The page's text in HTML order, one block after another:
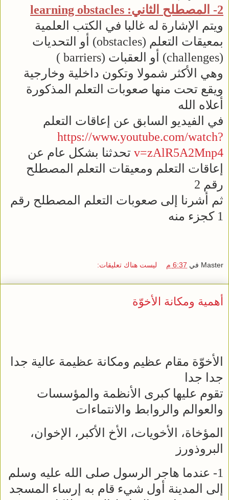
2- المصطلح الثاني: learning obstacles
ويتم الإشارة له غالبا في الكتب العلمية
بمعيقات التعلم (obstacles) أو التحديات
(challenges) أو العقبات (barriers )
وهي الأكثر شمولا وتكون داخلية وخارجية
ويقع تحت منها صعوبات التعلم المذكورة
أعلاه الله
في الفيديو السابق عن إعاقات التعلم
https://www.youtube.com/watch?
v=zAlR5A2Mnp4 تحدثنا بشكل عام عن
إعاقات التعلم ومعيقات التعلم المصطلح
رقم 2
ثم أشرنا إلى صعوبات التعلم المصطلح رقم
1 كجزء منه
Master في 6:37 م ليست هناك تعليقات:
أهمية ومكانة الأخوّة
الأخوّة مقام عظيم ومكانة عظيمة عالية جدا
جدا جدا
تقوم عليها كبرى الأنظمة والمؤسسات
والعوالم والروابط والانتماءات
المؤخاة، الأخويات، الأخ الأكبر، الإخوان،
البروذورز
1- عندما هاجر الرسول صلى الله عليه وسلم
إلى المدينة أول شيء قام به إرساء المسجد